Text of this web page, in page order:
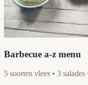
Barbecue a-z menu
5 soorten vlees • 3 salades